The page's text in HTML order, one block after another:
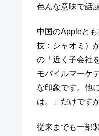
色んな意味で話
中国のAppleと
技：シャオミ）
の「近く子会社
モバイルマーケ
な印象です。他
は。」だけです
従来までも一部